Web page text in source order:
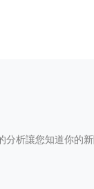
分析讓您知道你的